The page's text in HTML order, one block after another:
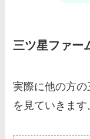
三ツ星ファー
実際に他の方の
を見ていきます